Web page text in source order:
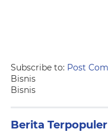
Subscribe to: Post
Bisnis
Bisnis
Berita Terpopuler